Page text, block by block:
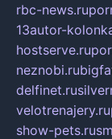
rbc-news.ru
13autor-
hostserve.ru
neznobi.ru
delfinet.ru
velotrenajery.ru
show-pets.ru